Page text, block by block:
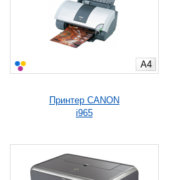
A4
Принтер CANON
i965